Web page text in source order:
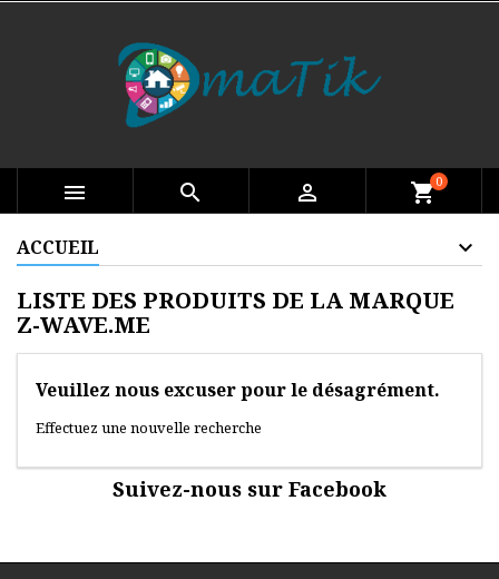
 search  shopping_cart0
ACCUEIL
LISTE DES PRODUITS DE LA MARQUE
Z-WAVE.ME
Veuillez nous excuser pour le désagrément.
Effectuez une nouvelle recherche
Suivez-nous sur Facebook